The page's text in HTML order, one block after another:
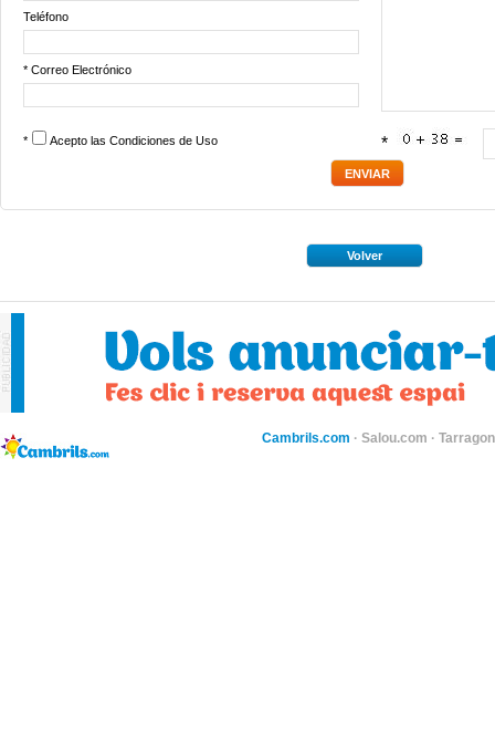
Teléfono
* Correo Electrónico
* Acepto las Condiciones de Uso *
Volver
Cambrils.com · Salou.com ·